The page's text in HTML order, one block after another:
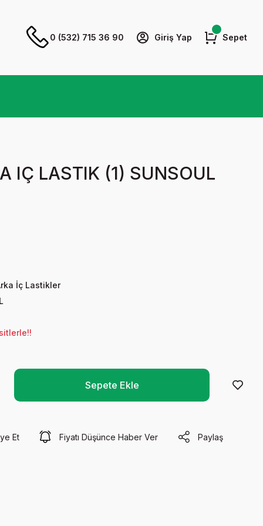
0 (532) 715 36 90 Giriş Yap Sepet
IÇ LASTIK (1) SUNSOUL
İç Lastikler
Sepete Ekle
Et Fiyatı Düşünce Haber Ver Paylaş